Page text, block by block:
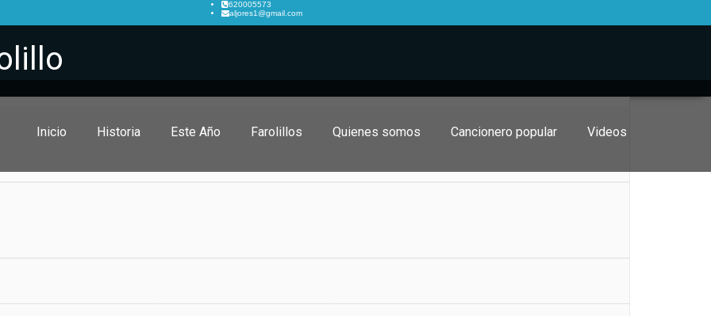
620005573
aljores1@gmail.com
Inicio Historia Este Año Farolillos Quienes somos Cancionero popular Videos